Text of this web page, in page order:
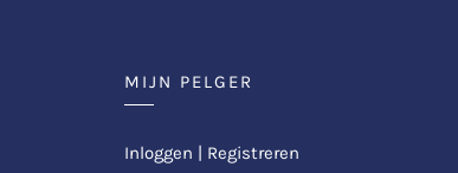
MIJN PELGER
Inloggen | Registreren